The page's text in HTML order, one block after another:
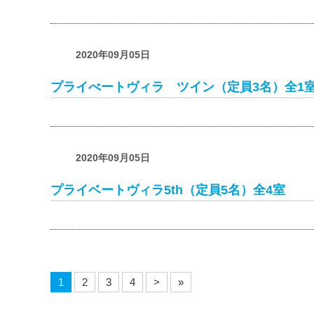
2020年09月05日
プライべートヴィラ ツイン（定員3名）全
2020年09月05日
プライベートヴィラ5th（定員5名）全4室
1 2 3 4 > »